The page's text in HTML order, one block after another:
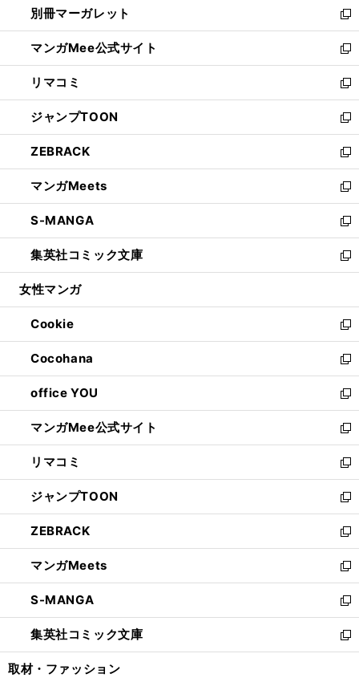
く
で
開
く
ィ
ン
ド
ウ
で
開
く
い
ウ
ィ
ン
ド
ウ
で
開
く
別冊マーガレット
新
し
い
ウ
ィ
ン
ド
ウ
で
開
く
マンガMee公式サイト
新
し
い
ウ
ィ
ン
ド
ウ
で
開
く
リマコミ
新
し
い
ウ
ィ
ン
ド
ウ
で
開
く
ジャンプTOON
新
し
い
ウ
ィ
ン
ド
ウ
で
開
ZEBRACK
新
し
い
ウ
ィ
ン
ド
ウ
開
く
マンガMeets
新
し
い
ウ
ィ
ン
ウ
で
開
く
S-MANGA
新
し
い
ウ
ン
ド
ウ
で
開
く
集英社コミック文庫
新
し
ウ
ィ
ン
ド
ウ
で
開
く
女性マンガ
Cookie
新
し
い
ウ
ィ
ン
ド
ウ
で
開
く
Cocohana
新
し
い
ウ
ィ
ン
ド
ウ
で
開
く
office YOU
新
し
い
ウ
ィ
ン
ド
ウ
で
開
く
マンガMee公式サイト
新
し
い
ウ
ィ
ン
ド
ウ
で
開
く
リマコミ
新
し
い
ウ
ィ
ン
ド
ウ
で
開
く
ジャンプTOON
新
し
い
ウ
ィ
ン
ド
ウ
で
開
ZEBRACK
新
し
い
ウ
ィ
ン
ド
ウ
マンガMeets
新
し
い
ウ
ィ
ン
S-MANGA
新
し
い
ウ
集英社コミック文庫
新
し
取材・ファッション